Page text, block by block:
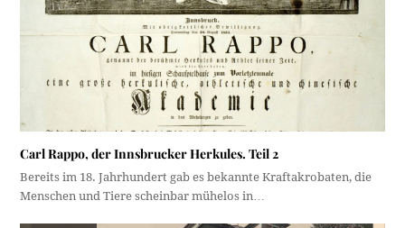
Carl Rappo, der Innsbrucker Herkules. Teil 2
Bereits im 18. Jahrhundert gab es bekannte Kraftakrobaten, die
Menschen und Tiere scheinbar mühelos in…